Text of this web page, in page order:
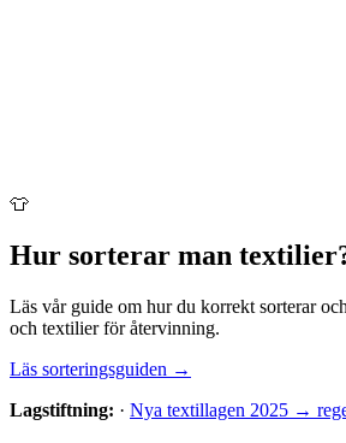
👕
Hur sorterar man textilier
Läs vår guide om hur du korrekt sorterar
och textilierför återvinning.
Läs sorteringsguiden →
Lagstiftning: · Nya textillagen 2025 →